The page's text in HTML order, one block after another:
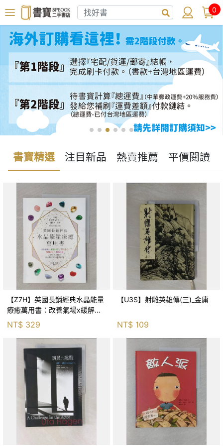
0
書寶精選 注目新品 熱賣推薦 平價閱讀
【Z7H】英國長銷經典水晶能量
療癒萬用書：改善氣場x緩解疼
痛x穩定身心x增加財富x促進人
緣，250種水晶礦石給你最完整
的生活對策_菲利
NT$ 329
【U3S】射雕英雄傳(三)_金庸
NT$ 109